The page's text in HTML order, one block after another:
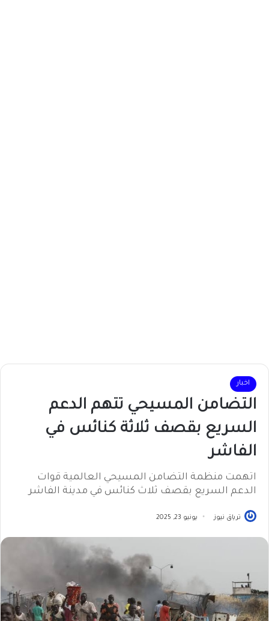
اخبار
التضامن المسيحي تتهم الدعم
السريع بقصف ثلاثة كنائس في
الفاشر
اتهمت منظمة التضامن المسيحي العالمية قوات
الدعم السريع بقصف ثلاث كنائس في مدينة الفاشر
ترياق نيوز يونيو 23, 2025